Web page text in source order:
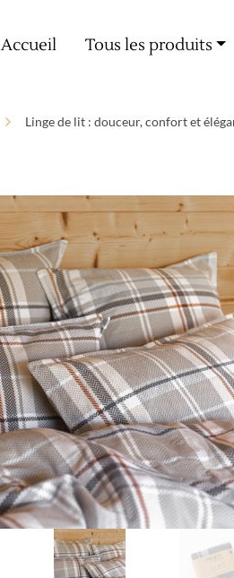
Accueil Tous les produits
Linge de lit : douceur, confort et